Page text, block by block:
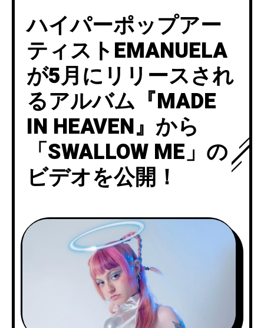
ハイパーポップアー
ティストEMANUELA
が5月にリリースされ
るアルバム『MADE
IN HEAVEN』から
「SWALLOW ME」の
ビデオを公開！